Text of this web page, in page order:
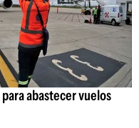
abastecer vuelos